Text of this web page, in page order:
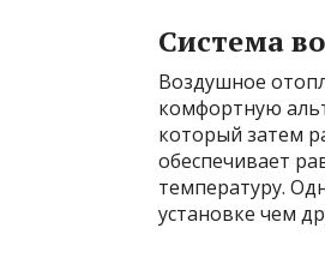
Система
Воздушное
комфортную
который затем
обеспечивает
температуру.
установке чем